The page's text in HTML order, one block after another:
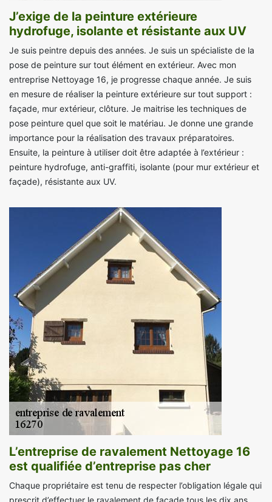
J’exige de la peinture extérieure
hydrofuge, isolante et résistante aux UV
Je suis peintre depuis des années. Je suis un spécialiste de la
pose de peinture sur tout élément en extérieur. Avec mon
entreprise Nettoyage 16, je progresse chaque année. Je suis
en mesure de réaliser la peinture extérieure sur tout support :
façade, mur extérieur, clôture. Je maitrise les techniques de
pose peinture quel que soit le matériau. Je donne une grande
importance pour la réalisation des travaux préparatoires.
Ensuite, la peinture à utiliser doit être adaptée à l’extérieur :
peinture hydrofuge, anti-graffiti, isolante (pour mur extérieur et
façade), résistante aux UV.
L’entreprise de ravalement Nettoyage 16
est qualifiée d’entreprise pas cher
Chaque propriétaire est tenu de respecter l’obligation légale qui